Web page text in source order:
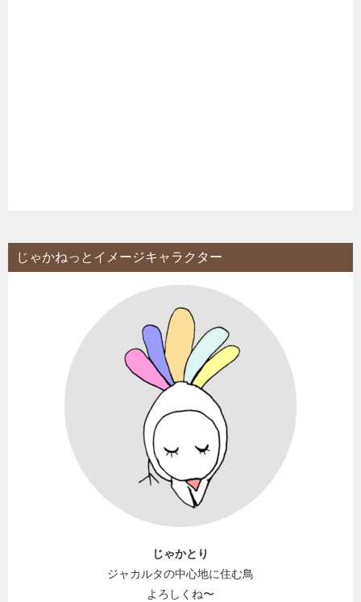
じゃかねっとイメージキャラクター
じゃかとり
ジャカルタの中心地に住む鳥
よろしくね〜